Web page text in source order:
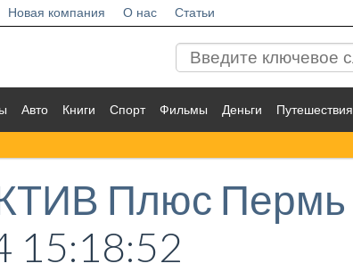
Новая компания О нас Статьи
Авто Книги Спорт Фильмы Деньги Путешествия
Плюс Пермь
15:18:52